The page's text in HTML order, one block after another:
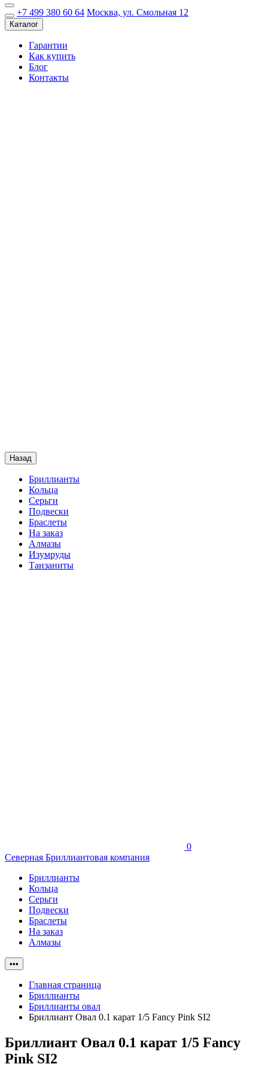
+7 499 380 60 64 Москва, ул. Смольная 12
Каталог
Гарантии
Как купить
Блог
Контакты
Назад
Бриллианты
Кольца
Серьги
Подвески
Браслеты
На заказ
Алмазы
Изумруды
Танзаниты
0
Северная Бриллиантовая компания
Бриллианты
Кольца
Серьги
Подвески
Браслеты
На заказ
Алмазы
•••
Главная страница
Бриллианты
Бриллианты овал
Бриллиант Овал 0.1 карат 1/5 Fancy Pink SI2
Бриллиант Овал 0.1 карат 1/5 Fancy
Pink SI2